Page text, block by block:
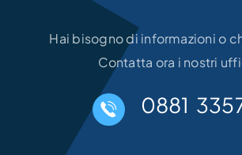
Hai bisogno di informazioni o
Contatta ora i nostri
0881